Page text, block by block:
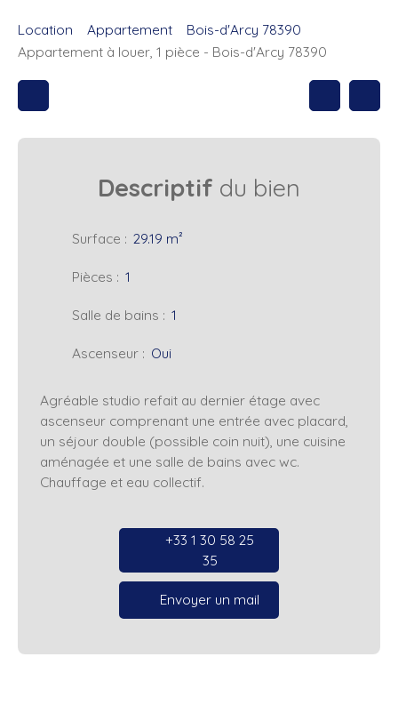
Location Appartement
Bois-d'Arcy 78390
Appartement à louer, 1 pièce - Bois-d'Arcy 78390
Descriptif du bien
Surface : 29.19 m²
Pièces : 1
Salle de bains : 1
Ascenseur : Oui
Agréable studio refait au dernier étage avec
ascenseur comprenant une entrée avec placard,
un séjour double (possible coin nuit), une cuisine
aménagée et une salle de bains avec wc.
Chauffage et eau collectif.
+33 1 30 58 25
35
Envoyer un mail